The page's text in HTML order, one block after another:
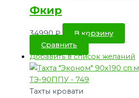
Фкир
34990₽
В корзину
Сравнить
Добавить в список желаний
Тахты кровати